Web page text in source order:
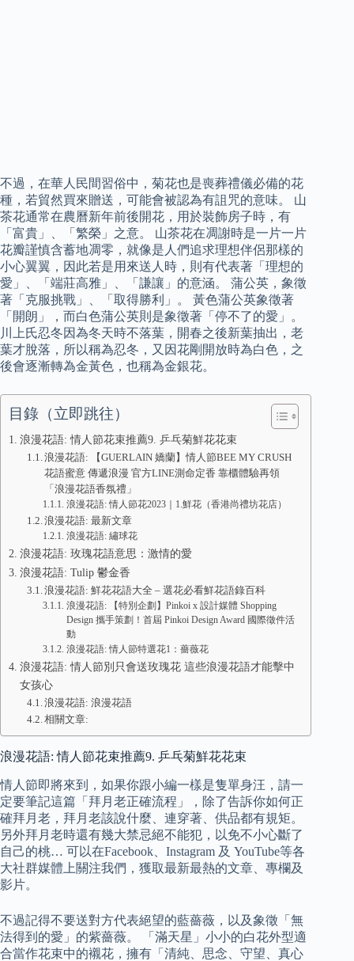
不過，在華人民間習俗中，菊花也是喪葬禮儀必備的花
種，若貿然買來贈送，可能會被認為有詛咒的意味。 山
茶花通常在農曆新年前後開花，用於裝飾房子時，有
「富貴」、「繁榮」之意。 山茶花在凋謝時是一片一片
花瓣謹慎含蓄地凋零，就像是人們追求理想伴侶那樣的
小心翼翼，因此若是用來送人時，則有代表著「理想的
愛」、「端莊高雅」、「謙讓」的意涵。 蒲公英，象徵
著「克服挑戰」、「取得勝利」。 黃色蒲公英象徵著
「開朗」，而白色蒲公英則是象徵著「停不了的愛」。
川上氏忍冬因為冬天時不落葉，開春之後新葉抽出，老
葉才脫落，所以稱為忍冬，又因花剛開放時為白色，之
後會逐漸轉為金黃色，也稱為金銀花。
目錄（立即跳往）
浪漫花語: 情人節花束推薦9. 乒乓菊鮮花花束
浪漫花語: 【GUERLAIN 嬌蘭】情人節BEE MY CRUSH
花語蜜意 傳遞浪漫 官方LINE測命定香 靠櫃體驗再領
「浪漫花語香氛禮」
浪漫花語: 情人節花2023｜1.鮮花（香港尚禮坊花店）
浪漫花語: 最新文章
浪漫花語: 繡球花
浪漫花語: 玫瑰花語意思：激情的愛
浪漫花語: Tulip 鬱金香
浪漫花語: 鮮花花語大全 – 選花必看鮮花語錄百科
浪漫花語: 【特別企劃】Pinkoi x 設計媒體 Shopping
Design 攜手策劃！首屆 Pinkoi Design Award 國際徵件活
動
浪漫花語: 情人節特選花1：薔薇花
浪漫花語: 情人節別只會送玫瑰花 這些浪漫花語才能擊中
女孩心
浪漫花語: 浪漫花語
相關文章:
浪漫花語: 情人節花束推薦9. 乒乓菊鮮花花束
情人節即將來到，如果你跟小編一樣是隻單身汪，請一
定要筆記這篇「拜月老正確流程」，除了告訴你如何正
確拜月老，拜月老該說什麼、連穿著、供品都有規矩。
另外拜月老時還有幾大禁忌絕不能犯，以免不小心斷了
自己的桃… 可以在Facebook、Instagram 及 YouTube等各
大社群媒體上關注我們，獲取最新最熱的文章、專欄及
影片。
不過記得不要送對方代表絕望的藍薔薇，以及象徵「無
法得到的愛」的紫薔薇。 「滿天星」小小的白花外型適
合當作花束中的襯花，擁有「清純、思念、守望、真心